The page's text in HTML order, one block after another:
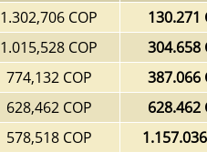
1.302,706 COP
130.271
1.015,528 COP
304.658
774,132 COP
387.066
628,462 COP
628.462
578,518 COP